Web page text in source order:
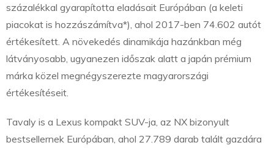
százalékkal gyarapította eladásait Európában (a keleti
piacokat is hozzászámítva*), ahol 2017-ben 74.602 autót
értékesített. A növekedés dinamikája hazánkban még
látványosabb, ugyanezen időszak alatt a japán prémium
márka közel megnégyszerezte magyarországi
értékesítéseit.
Tavaly is a Lexus kompakt SUV-ja, az NX bizonyult
bestsellernek Európában, ahol 27.789 darab talált gazdára